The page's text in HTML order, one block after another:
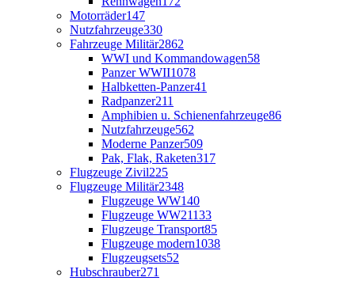
Motorräder147
Nutzfahrzeuge330
Fahrzeuge Militär2862
WWI und Kommandowagen58
Panzer WWII1078
Halbketten-Panzer41
Radpanzer211
Amphibien u. Schienenfahrzeuge86
Nutzfahrzeuge562
Moderne Panzer509
Pak, Flak, Raketen317
Flugzeuge Zivil225
Flugzeuge Militär2348
Flugzeuge WW140
Flugzeuge WW21133
Flugzeuge Transport85
Flugzeuge modern1038
Flugzeugsets52
Hubschrauber271